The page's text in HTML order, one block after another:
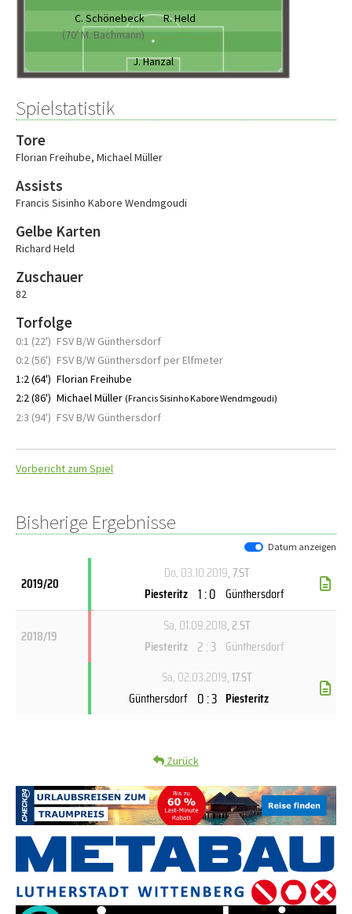
C. Schönebeck
(70' M. Bachmann)
R. Held
J. Hanzal
Spielstatistik
Tore
Florian Freihube, Michael Müller
Assists
Francis Sisinho Kabore Wendmgoudi
Gelbe Karten
Richard Held
Zuschauer
82
Torfolge
0:1 (22') FSV B/W Günthersdorf
0:2 (56') FSV B/W Günthersdorf per Elfmeter
1:2 (64') Florian Freihube
2:2 (86') Michael Müller (Francis Sisinho Kabore Wendmgoudi)
2:3 (94') FSV B/W Günthersdorf
Vorbericht zum Spiel
Bisherige Ergebnisse
Datum anzeigen
2019/20
Do, 03.10.2019, 7.ST
Piesteritz 1 : 0 Günthersdorf
2018/19
Sa, 01.09.2018, 2.ST
Piesteritz 2 : 3 Günthersdorf
Sa, 02.03.2019, 17.ST
Günthersdorf 0 : 3 Piesteritz
Zurück